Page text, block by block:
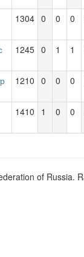
1304 0 0 0
1245 0 1 1
1210 0 0 0
1410 1 0 0
of Russia.